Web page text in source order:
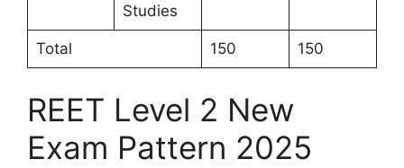
Studies
Total 150 150
REET Level 2 New
Exam Pattern 2025